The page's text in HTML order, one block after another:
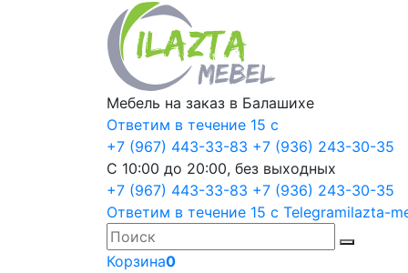
Мебель на заказ в Балашихе
Ответим в течение 15 с
+7 (967) 443-33-83 +7 (936) 243-30-35
С 10:00 до 20:00, без выходных
+7 (967) 443-33-83 +7 (936) 243-30-35
Ответим в течение 15 с Telegramilazta-
Корзина0